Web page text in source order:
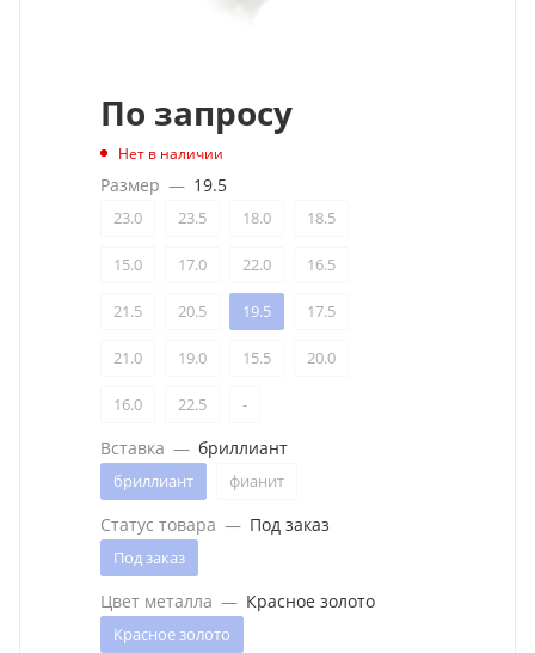
По запросу
Нет в наличии
Размер — 19.5
23.0 23.5 18.0 18.5
15.0 17.0 22.0 16.5
21.5 20.5 19.5 17.5
21.0 19.0 15.5 20.0
16.0 22.5 -
Вставка — бриллиант
бриллиант фианит
Статус товара — Под заказ
Под заказ
Цвет металла — Красное золото
Красное золото